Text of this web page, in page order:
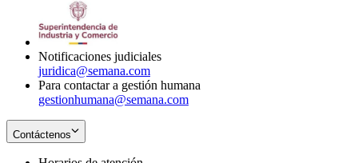
Notificaciones judiciales
juridica@semana.com
Para contactar a gestión humana
gestionhumana@semana.com
Contáctenos